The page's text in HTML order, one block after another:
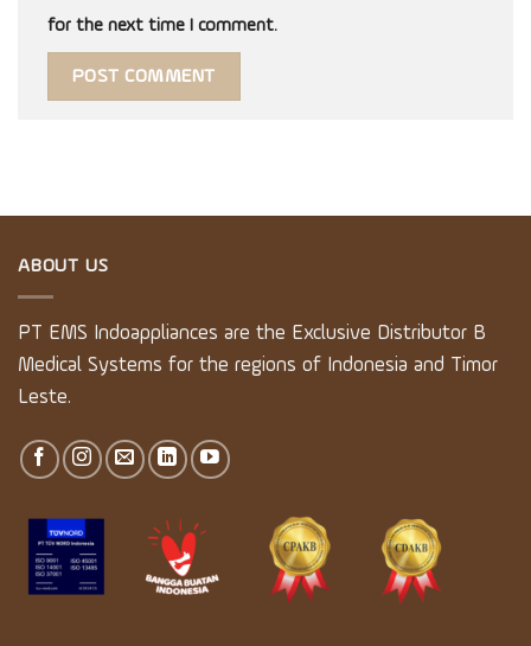
for the next time I comment.
ABOUT US
PT EMS Indoappliances are the Exclusive Distributor B
Medical Systems for the regions of Indonesia and Timor
Leste.